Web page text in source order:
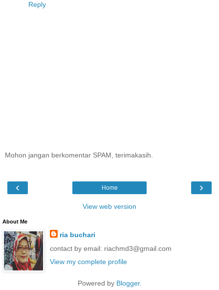
Reply
Mohon jangan berkomentar SPAM, terimakasih.
‹ ›
Home
View web version
About Me
ria buchari
contact by email: riachmd3@gmail.com
View my complete profile
Powered by Blogger.